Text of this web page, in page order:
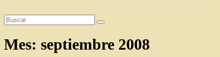
Mes: septiembre 2008